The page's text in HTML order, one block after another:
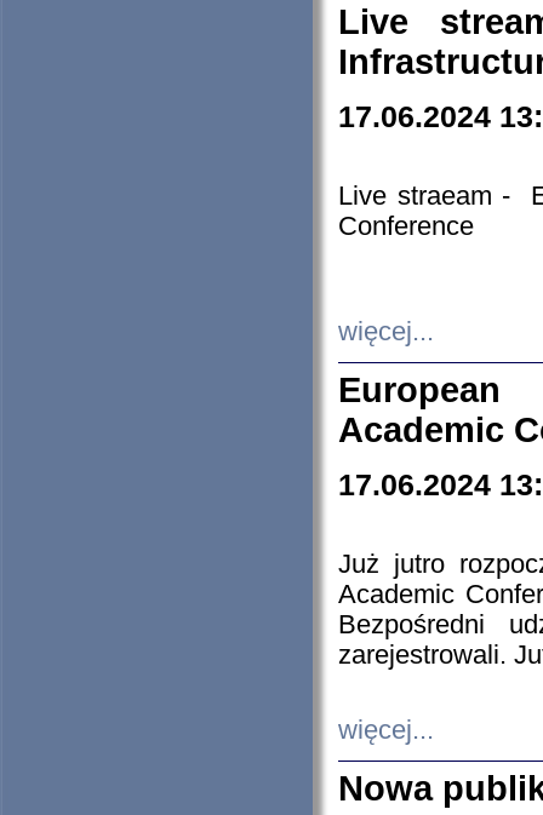
Live
17.06.2024
Live straeam -
Conference
więcej...
European
Academic
17.06.2024
Już jutro
Academic
Bezpośredni
zarejestrowali.
więcej...
Nowa